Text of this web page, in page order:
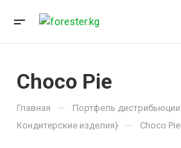
Choco Pie
Главная — Портфель дистрибьюции
Кондитерские изделия} — Choco Pie